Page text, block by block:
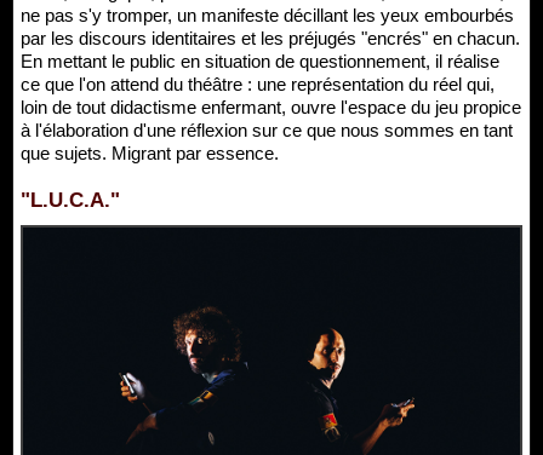
ne pas s'y tromper, un manifeste décillant les yeux embourbés
par les discours identitaires et les préjugés "encrés" en chacun.
En mettant le public en situation de questionnement, il réalise
ce que l'on attend du théâtre : une représentation du réel qui,
loin de tout didactisme enfermant, ouvre l'espace du jeu propice
à l'élaboration d'une réflexion sur ce que nous sommes en tant
que sujets. Migrant par essence.
"L.U.C.A."